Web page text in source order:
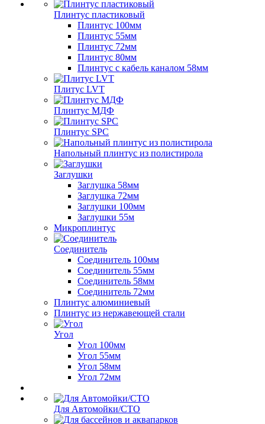
Плинтус пластиковый
Плинтус 100мм
Плинтус 55мм
Плинтус 72мм
Плинтус 80мм
Плинтус с кабель каналом 58мм
Плитус LVT
Плинтус МДФ
Плинтус SPC
Напольный плинтус из полистирола
Заглушки
Заглушка 58мм
Заглушка 72мм
Заглушки 100мм
Заглушки 55м
Микроплинтус
Соединитель
Соединитель 100мм
Соединитель 55мм
Соединитель 58мм
Соединитель 72мм
Плинтус алюминиевый
Плинтус из нержавеющей стали
Угол
Угол 100мм
Угол 55мм
Угол 58мм
Угол 72мм
Для Автомойки/СТО